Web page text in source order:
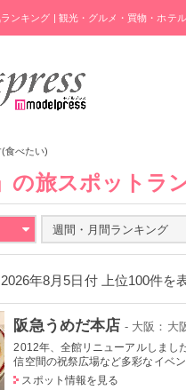
ンキング | 観光・グルメ・買物・ホテ
食べたい)
の旅スポットラ
週間・月間ランキング
年8月5日付 上位100件を
阪急うめだ本店 - 大阪：大
2012年、全館リニューアルしまし
信空間の祝祭広場など多彩なイベ
スポット情報を見る